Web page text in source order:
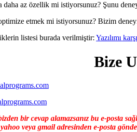
daha az özellik mi istiyorsunuz? Şunu
etmek mi istiyorsunuz? Bizim
listesi burada verilmiştir: Yazılımı
Bize
bir cevap alamazsanız bu e-posta
veya gmail adresinden e-posta